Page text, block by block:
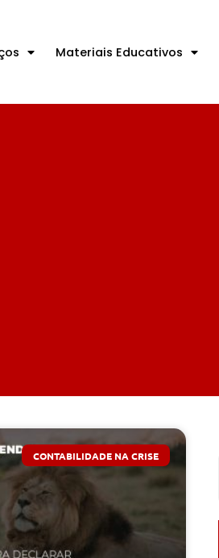
Materiais Educativos
CONTABILIDADE NA CRISE